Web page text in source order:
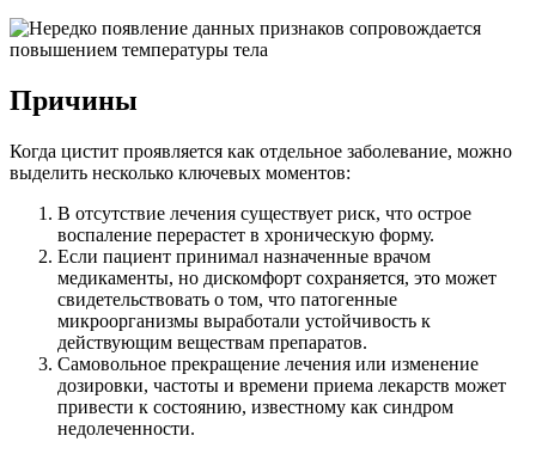
Причины
Когда цистит проявляется как отдельное заболевание, можно
выделить несколько ключевых моментов:
В отсутствие лечения существует риск, что острое
воспаление перерастет в хроническую форму.
Если пациент принимал назначенные врачом
медикаменты, но дискомфорт сохраняется, это может
свидетельствовать о том, что патогенные
микроорганизмы выработали устойчивость к
действующим веществам препаратов.
Самовольное прекращение лечения или изменение
дозировки, частоты и времени приема лекарств может
привести к состоянию, известному как синдром
недолеченности.